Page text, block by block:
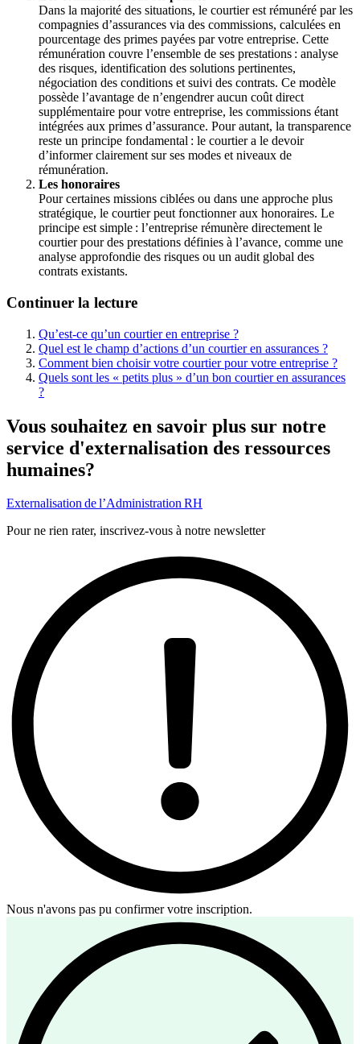
Dans la majorité des situations, le courtier est rémunéré par les
compagnies d’assurances via des commissions, calculées en
pourcentage des primes payées par votre entreprise. Cette
rémunération couvre l’ensemble de ses prestations : analyse
des risques, identification des solutions pertinentes,
négociation des conditions et suivi des contrats. Ce modèle
possède l’avantage de n’engendrer aucun coût direct
supplémentaire pour votre entreprise, les commissions étant
intégrées aux primes d’assurance. Pour autant, la transparence
reste un principe fondamental : le courtier a le devoir
d’informer clairement sur ses modes et niveaux de
rémunération.
Les honoraires
Pour certaines missions ciblées ou dans une approche plus
stratégique, le courtier peut fonctionner aux honoraires. Le
principe est simple : l’entreprise rémunère directement le
courtier pour des prestations définies à l’avance, comme une
analyse approfondie des risques ou un audit global des
contrats existants.
Continuer la lecture
Qu’est-ce qu’un courtier en entreprise ?
Quel est le champ d’actions d’un courtier en assurances ?
Comment bien choisir votre courtier pour votre entreprise ?
Quels sont les « petits plus » d’un bon courtier en assurances
?
Vous souhaitez en savoir plus sur notre
service d'externalisation des ressources
humaines?
Externalisation de l’Administration RH
Pour ne rien rater, inscrivez-vous à notre newsletter
Nous n'avons pas pu confirmer votre inscription.